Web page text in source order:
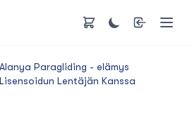
Alanya Paragliding - elämys
Lisensoidun Lentäjän Kanssa